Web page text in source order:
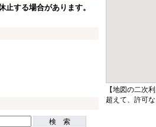
する場合があります。
検 索
【地図の二次
超えて、許可